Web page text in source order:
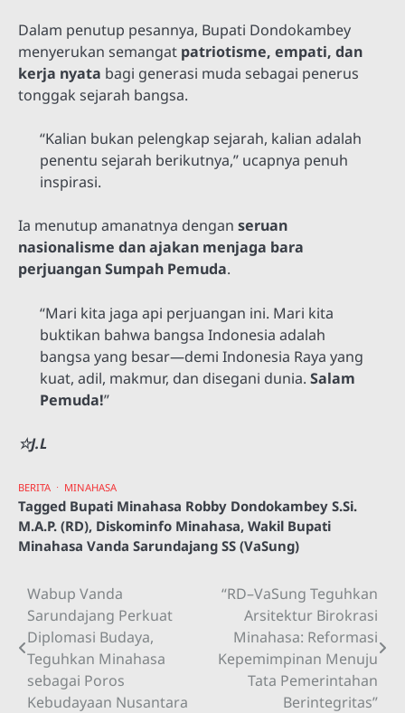
Dalam penutup pesannya, Bupati Dondokambey
menyerukan semangat patriotisme, empati, dan
kerja nyata bagi generasi muda sebagai penerus
tonggak sejarah bangsa.
“Kalian bukan pelengkap sejarah, kalian adalah
penentu sejarah berikutnya,” ucapnya penuh
inspirasi.
Ia menutup amanatnya dengan seruan
nasionalisme dan ajakan menjaga bara
perjuangan Sumpah Pemuda.
“Mari kita jaga api perjuangan ini. Mari kita
buktikan bahwa bangsa Indonesia adalah
bangsa yang besar—demi Indonesia Raya yang
kuat, adil, makmur, dan disegani dunia. Salam
Pemuda!”
☆J.L
BERITA MINAHASA
Tagged Bupati Minahasa Robby Dondokambey S.Si.
M.A.P. (RD), Diskominfo Minahasa, Wakil Bupati
Minahasa Vanda Sarundajang SS (VaSung)
Navigasi
pos
Wabup Vanda
Sarundajang Perkuat
Diplomasi Budaya,
Teguhkan Minahasa
sebagai Poros
Kebudayaan Nusantara
“RD–VaSung Teguhkan
Arsitektur Birokrasi
Minahasa: Reformasi
Kepemimpinan Menuju
Tata Pemerintahan
Berintegritas”